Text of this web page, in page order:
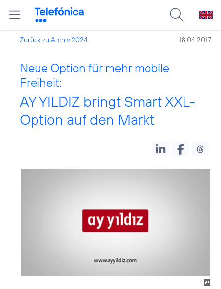
Zurück zu Archiv 2024 18.04.2017
Neue Option für mehr mobile
Freiheit:
AY YILDIZ bringt Smart XXL-
Option auf den Markt